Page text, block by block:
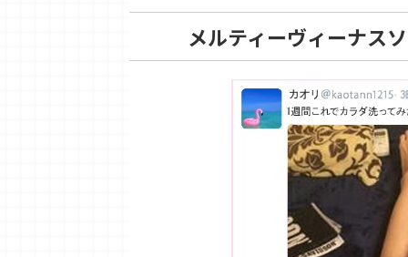
メルティーヴィーナス